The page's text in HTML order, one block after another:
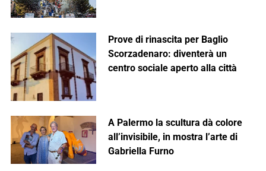
Prove di rinascita per Baglio
Scorzadenaro: diventerà un
centro sociale aperto alla città
A Palermo la scultura dà colore
all’invisibile, in mostra l’arte di
Gabriella Furno